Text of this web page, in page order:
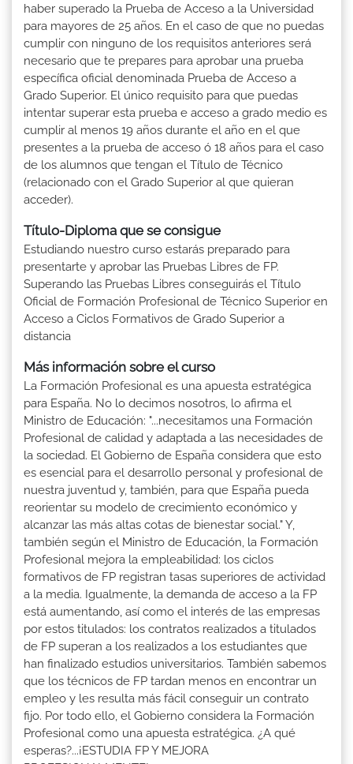
haber superado la Prueba de Acceso a la Universidad
para mayores de 25 años. En el caso de que no puedas
cumplir con ninguno de los requisitos anteriores será
necesario que te prepares para aprobar una prueba
específica oficial denominada Prueba de Acceso a
Grado Superior. El único requisito para que puedas
intentar superar esta prueba e acceso a grado medio es
cumplir al menos 19 años durante el año en el que
presentes a la prueba de acceso ó 18 años para el caso
de los alumnos que tengan el Título de Técnico
(relacionado con el Grado Superior al que quieran
acceder).
Título-Diploma que se consigue
Estudiando nuestro curso estarás preparado para
presentarte y aprobar las Pruebas Libres de FP.
Superando las Pruebas Libres conseguirás el Título
Oficial de Formación Profesional de Técnico Superior en
Acceso a Ciclos Formativos de Grado Superior a
distancia
Más información sobre el curso
La Formación Profesional es una apuesta estratégica
para España. No lo decimos nosotros, lo afirma el
Ministro de Educación: "...necesitamos una Formación
Profesional de calidad y adaptada a las necesidades de
la sociedad. El Gobierno de España considera que esto
es esencial para el desarrollo personal y profesional de
nuestra juventud y, también, para que España pueda
reorientar su modelo de crecimiento económico y
alcanzar las más altas cotas de bienestar social." Y,
también según el Ministro de Educación, la Formación
Profesional mejora la empleabilidad: los ciclos
formativos de FP registran tasas superiores de actividad
a la media. Igualmente, la demanda de acceso a la FP
está aumentando, así como el interés de las empresas
por estos titulados: los contratos realizados a titulados
de FP superan a los realizados a los estudiantes que
han finalizado estudios universitarios. También sabemos
que los técnicos de FP tardan menos en encontrar un
empleo y les resulta más fácil conseguir un contrato
fijo. Por todo ello, el Gobierno considera la Formación
Profesional como una apuesta estratégica. ¿A qué
esperas?...¡ESTUDIA FP Y MEJORA